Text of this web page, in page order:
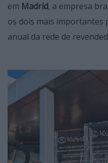
em Madrid, a empresa
os dois mais importantes
anual da rede de